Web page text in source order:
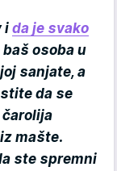
i da je svako
baš osoba u
sanjate, a
da se
mašte.
ste spremni